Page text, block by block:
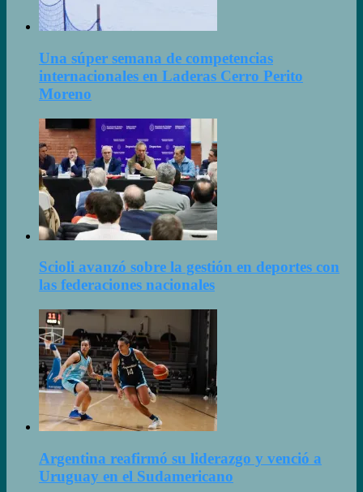
Una súper semana de competencias
internacionales en Laderas Cerro Perito
Moreno
Scioli avanzó sobre la gestión en deportes con
las federaciones nacionales
Argentina reafirmó su liderazgo y venció a
Uruguay en el Sudamericano